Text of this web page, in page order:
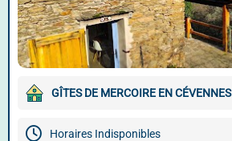
GÎTES DE MERCOIRE EN CÉVENNES
Horaires Indisponibles